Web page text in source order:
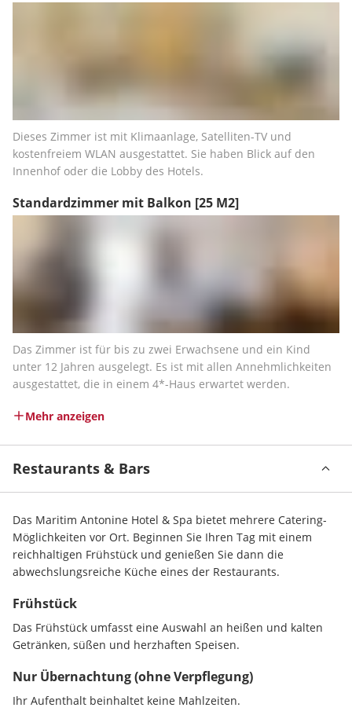
Dieses Zimmer ist mit Klimaanlage, Satelliten-TV und
kostenfreiem WLAN ausgestattet. Sie haben Blick auf den
Innenhof oder die Lobby des Hotels.
Standardzimmer mit Balkon [25 M2]
Das Zimmer ist für bis zu zwei Erwachsene und ein Kind
unter 12 Jahren ausgelegt. Es ist mit allen Annehmlichkeiten
ausgestattet, die in einem 4*-Haus erwartet werden.
Mehr anzeigen
Restaurants & Bars
Das Maritim Antonine Hotel & Spa bietet mehrere Catering-
Möglichkeiten vor Ort. Beginnen Sie Ihren Tag mit einem
reichhaltigen Frühstück und genießen Sie dann die
abwechslungsreiche Küche eines der Restaurants.
Frühstück
Das Frühstück umfasst eine Auswahl an heißen und kalten
Getränken, süßen und herzhaften Speisen.
Nur Übernachtung (ohne Verpflegung)
Ihr Aufenthalt beinhaltet keine Mahlzeiten.